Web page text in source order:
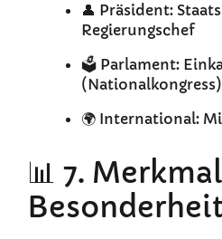
👤 Präsident:
Regierungschef
🗳️ Parlament:
(Nationalkongress)
🌍 International:
📊 7.